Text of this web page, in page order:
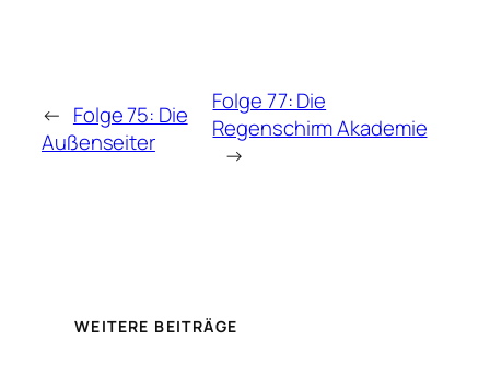
← Folge 75: Die
Außenseiter
Folge 77: Die
Regenschirm Akademie
→
WEITERE BEITRÄGE